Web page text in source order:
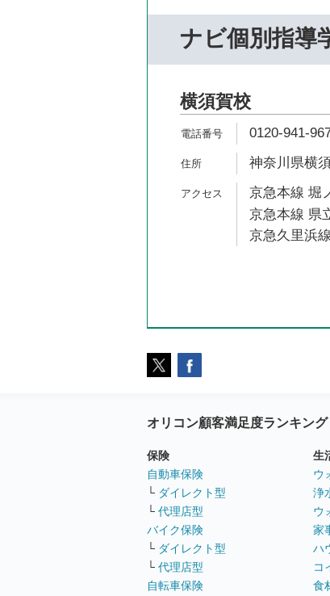
ナビ個別指導
横須賀校
0120-941-
神奈川県横
京急本線 堀
京急本線 県
京急久里浜
オリコン顧客満足度ランキング
保険
自動車保険
└ ダイレクト型
└ 代理店型
バイク保険
└ ダイレクト型
└ 代理店型
自転車保険
生
ウ
浄
ウ
家
ハ
コ
食